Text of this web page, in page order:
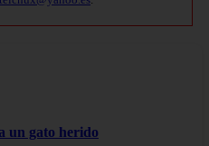
un gato herido